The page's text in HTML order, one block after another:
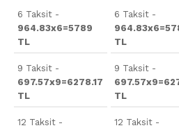
6 Taksit -
964.83x6=5789
TL
9 Taksit -
697.57x9=6278.17
TL
12 Taksit -
6 Taksit -
TL
9 Taksit -
TL
12 Taksit -